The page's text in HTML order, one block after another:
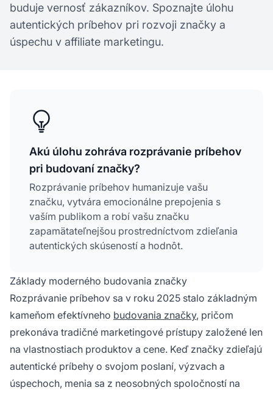
buduje vernosť zákazníkov. Spoznajte úlohu
autentických príbehov pri rozvoji značky a
úspechu v affiliate marketingu.
Akú úlohu zohráva rozprávanie príbehov
pri budovaní značky?
Rozprávanie príbehov humanizuje vašu
značku, vytvára emocionálne prepojenia s
vaším publikom a robí vašu značku
zapamätateľnejšou prostredníctvom zdieľania
autentických skúseností a hodnôt.
Základy moderného budovania značky
Rozprávanie príbehov sa v roku 2025 stalo základným
kameňom efektívneho budovania značky, pričom
prekonáva tradičné marketingové prístupy založené len
na vlastnostiach produktov a cene. Keď značky zdieľajú
autentické príbehy o svojom poslaní, výzvach a
úspechoch, menia sa z neosobných spoločností na